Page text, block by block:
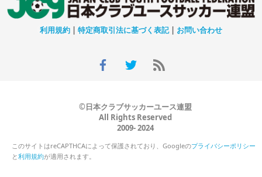
利用規約 | 特定商取引法に基づく表記| お問い合わせ
©日本クラブサッカーユース連盟
All Rights Reserved
2009- 2024
このサイトはreCAPTHCAによって保護されており、Googleのプライバシーポリシー
と利用規約が適用されます。